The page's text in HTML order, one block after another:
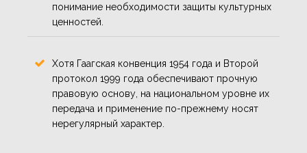
понимание необходимости защиты культурных
ценностей.
Хотя Гаагская конвенция 1954 года и Второй
протокол 1999 года обеспечивают прочную
правовую основу, на национальном уровне их
передача и применение по-прежнему носят
нерегулярный характер.